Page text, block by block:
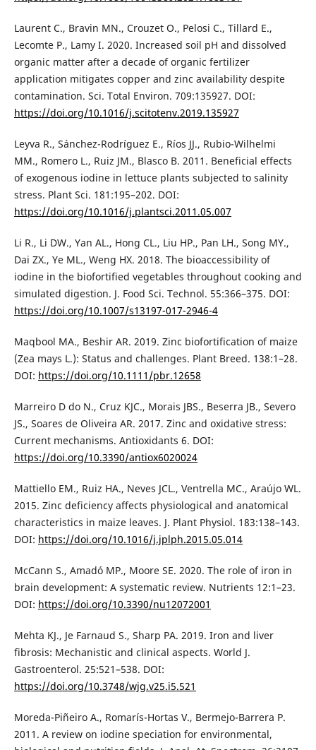
Laurent C., Bravin MN., Crouzet O., Pelosi C., Tillard E.,
Lecomte P., Lamy I. 2020. Increased soil pH and dissolved
organic matter after a decade of organic fertilizer
application mitigates copper and zinc availability despite
contamination. Sci. Total Environ. 709:135927. DOI:
https://doi.org/10.1016/j.scitotenv.2019.135927
Leyva R., Sánchez-Rodríguez E., Ríos JJ., Rubio-Wilhelmi
MM., Romero L., Ruiz JM., Blasco B. 2011. Beneficial effects
of exogenous iodine in lettuce plants subjected to salinity
stress. Plant Sci. 181:195–202. DOI:
https://doi.org/10.1016/j.plantsci.2011.05.007
Li R., Li DW., Yan AL., Hong CL., Liu HP., Pan LH., Song MY.,
Dai ZX., Ye ML., Weng HX. 2018. The bioaccessibility of
iodine in the biofortified vegetables throughout cooking and
simulated digestion. J. Food Sci. Technol. 55:366–375. DOI:
https://doi.org/10.1007/s13197-017-2946-4
Maqbool MA., Beshir AR. 2019. Zinc biofortification of maize
(Zea mays L.): Status and challenges. Plant Breed. 138:1–28.
DOI: https://doi.org/10.1111/pbr.12658
Marreiro D do N., Cruz KJC., Morais JBS., Beserra JB., Severo
JS., Soares de Oliveira AR. 2017. Zinc and oxidative stress:
Current mechanisms. Antioxidants 6. DOI:
https://doi.org/10.3390/antiox6020024
Mattiello EM., Ruiz HA., Neves JCL., Ventrella MC., Araújo WL.
2015. Zinc deficiency affects physiological and anatomical
characteristics in maize leaves. J. Plant Physiol. 183:138–143.
DOI: https://doi.org/10.1016/j.jplph.2015.05.014
McCann S., Amadó MP., Moore SE. 2020. The role of iron in
brain development: A systematic review. Nutrients 12:1–23.
DOI: https://doi.org/10.3390/nu12072001
Mehta KJ., Je Farnaud S., Sharp PA. 2019. Iron and liver
fibrosis: Mechanistic and clinical aspects. World J.
Gastroenterol. 25:521–538. DOI:
https://doi.org/10.3748/wjg.v25.i5.521
Moreda-Piñeiro A., Romarís-Hortas V., Bermejo-Barrera P.
2011. A review on iodine speciation for environmental,